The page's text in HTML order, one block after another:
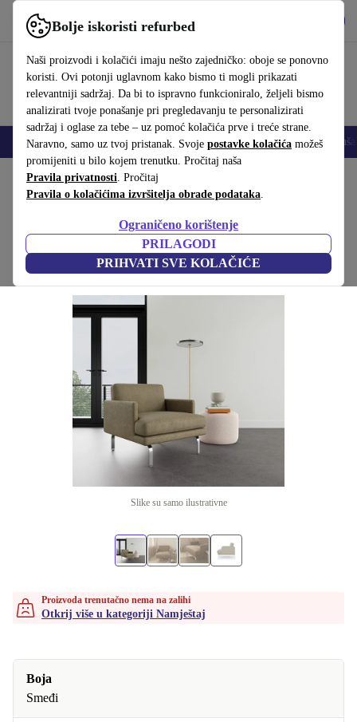
Bolje iskoristi refurbed
Naši proizvodi i kolačići imaju nešto zajedničko: oboje se ponovno
koristi. Ovi potonji uglavnom kako bismo ti mogli prikazati
relevantniji sadržaj. Da bi to ispravno funkcioniralo, željeli bismo
analizirati tvoje ponašanje pri pregledavanju te personalizirati
sadržaj i oglase za tebe – uz pomoć kolačića prve i treće strane.
Naravno, samo uz tvoj pristanak. Svoje postavke kolačića možeš
promijeniti u bilo kojem trenutku. Pročitaj naša
Pravila privatnosti. Pročitaj
Pravila o kolačićima izvršitelja obrade podataka.
Ograničeno korištenje
PRILAGODI
PRIHVATI SVE KOLAČIĆE
Koristi refurbed brzo i jednostavno
Mobiteli Prijenosna računala Tableti Pametni satovi Dodaci
Početna stranica Proizvodi Kućanstvo
Ernest fotelja Moonlight Lark
Smeđa
(Prikupljanje recenzija)
Slike su samo ilustrativne
Proizvoda trenutačno nema na zalihi
Otkrij više u kategoriji Namještaj
Boja
Smeđi